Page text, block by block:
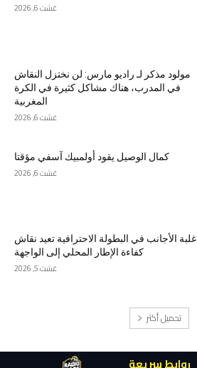
غشت 6, 2026
مولود مذكر لـ راديو مارس: لن نختزل النقاش
في المدرب، هناك مشاكل كثيرة في الكرة
المغربية
غشت 6, 2026
كمال الوصيل يقود أولمبيك آسفي مؤقتا
غشت 6, 2026
غلبة الأجانب في البطولة الاحترافية تعيد نقاش
كفاءة الإطار المحلي إلى الواجهة
غشت 5, 2026
تحميل أكثر